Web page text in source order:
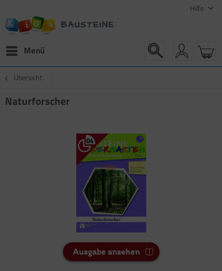
Hilfe
Menü
Übersicht
Naturforscher
Ausgabe ansehen